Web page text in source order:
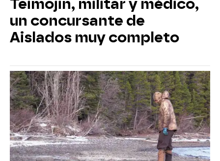
Teimojin, militar y médico,
un concursante de
Aislados muy completo